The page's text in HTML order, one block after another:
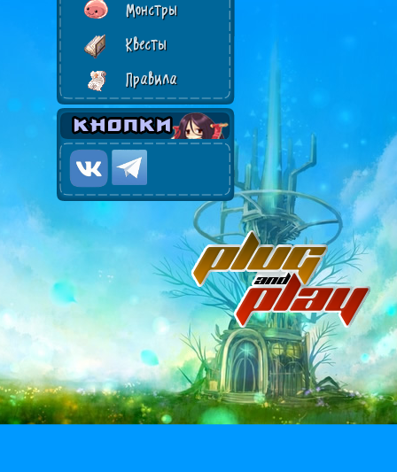
Монстры
Квесты
Правила